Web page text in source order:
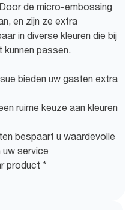
de micro-embossing
en zijn ze extra
in diverse kleuren die bij
kunnen passen.
bieden uw gasten extra
ruime keuze aan kleuren
bespaart u waardevolle
uw service
product *